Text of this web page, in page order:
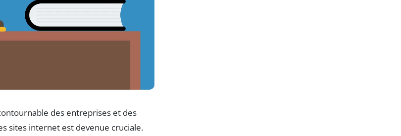
des entreprises et des
sites internet est devenue cruciale.